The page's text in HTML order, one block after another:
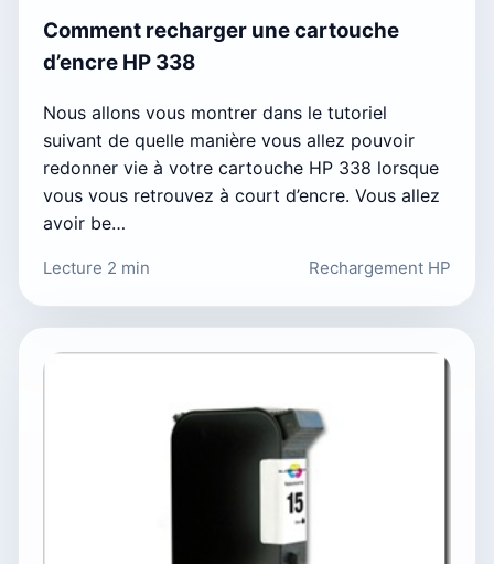
Comment recharger une cartouche
d’encre HP 338
Nous allons vous montrer dans le tutoriel
suivant de quelle manière vous allez pouvoir
redonner vie à votre cartouche HP 338 lorsque
vous vous retrouvez à court d’encre. Vous allez
avoir be…
Lecture 2 min Rechargement HP